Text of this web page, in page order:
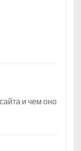
и чем оно